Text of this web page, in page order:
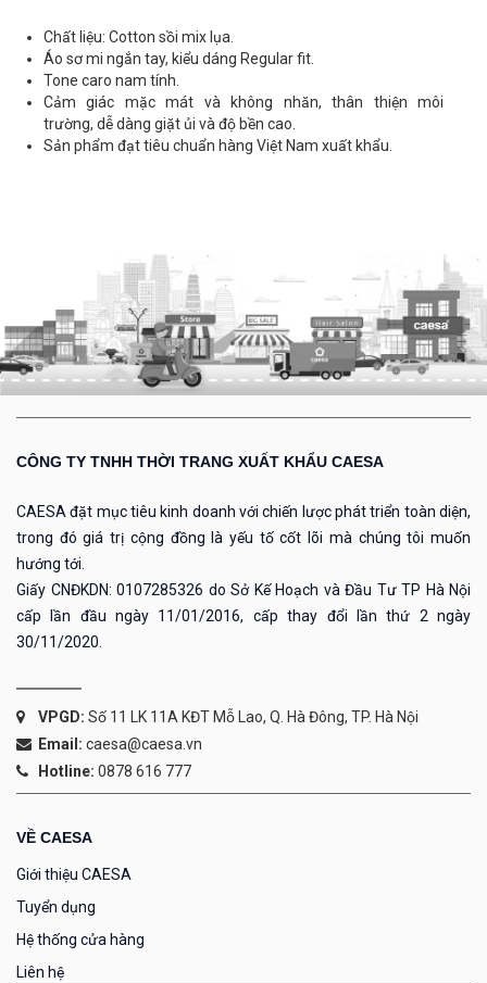
Chất liệu: Cotton sồi mix lụa.
Áo sơ mi ngắn tay, kiểu dáng Regular fit.
Tone caro nam tính.
Cảm giác mặc mát và không nhăn, thân thiện môi
trường, dễ dàng giặt ủi và độ bền cao.
Sản phẩm đạt tiêu chuẩn hàng Việt Nam xuất khẩu.
CÔNG TY TNHH THỜI TRANG XUẤT KHẨU CAESA
CAESA đặt mục tiêu kinh doanh với chiến lược phát triển toàn diện,
trong đó giá trị cộng đồng là yếu tố cốt lõi mà chúng tôi muốn
hướng tới.
Giấy CNĐKDN: 0107285326 do Sở Kế Hoạch và Đầu Tư TP Hà Nội
cấp lần đầu ngày 11/01/2016, cấp thay đổi lần thứ 2 ngày
30/11/2020.
VPGD: Số 11 LK 11A KĐT Mỗ Lao, Q. Hà Đông, TP. Hà Nội
Email: caesa@caesa.vn
Hotline: 0878 616 777
VỀ CAESA
Giới thiệu CAESA
Tuyển dụng
Hệ thống cửa hàng
Liên hệ